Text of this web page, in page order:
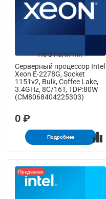
Не в наличии
Серверный процессор Intel
Xeon E-2278G, Socket
1151v2, Bulk, Coffee Lake,
3.4GHz, 8C/16T, TDP:80W
(CM8068404225303)
0 ₽
Подробнее
Предзаказ